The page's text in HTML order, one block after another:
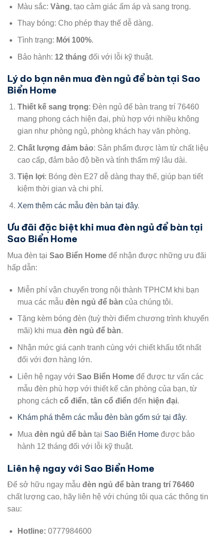
Màu sắc: Vàng, tạo cảm giác ấm áp và sang trọng.
Thay bóng: Cho phép thay thế dễ dàng.
Tình trạng: Mới 100%.
Bảo hành: 12 tháng đối với lỗi kỹ thuật.
Lý do bạn nên mua đèn ngủ để bàn tại Sao
Biển Home
Thiết kế sang trọng: Đèn ngủ để bàn trang trí 76460
mang phong cách hiện đại, phù hợp với nhiều không
gian như phòng ngủ, phòng khách hay văn phòng.
Chất lượng đảm bảo: Sản phẩm được làm từ chất liệu
cao cấp, đảm bảo độ bền và tính thẩm mỹ lâu dài.
Tiện lợi: Bóng đèn E27 dễ dàng thay thế, giúp bạn tiết
kiệm thời gian và chi phí.
Xem thêm các mẫu đèn bàn tại đây.
Ưu đãi đặc biệt khi mua đèn ngủ để bàn tại
Sao Biển Home
Mua đèn tại Sao Biển Home để nhận được những ưu đãi
hấp dẫn:
Miễn phí vận chuyển trong nội thành TPHCM khi bạn
mua các mẫu đèn ngủ để bàn của chúng tôi.
Tặng kèm bóng đèn (tuỳ thời điểm chương trình khuyến
mãi) khi mua đèn ngủ để bàn.
Nhận mức giá cạnh tranh cùng với chiết khấu tốt nhất
đối với đơn hàng lớn.
Liên hệ ngay với Sao Biển Homeđể được tư vấn các
mẫu đèn phù hợp với thiết kế căn phòng của bạn, từ
phong cách cổ điển, tân cổ điển đến hiện đại.
Khám phá thêm các mẫu đèn bàn gốm sứ tại đây.
Mua đèn ngủ để bàn tại Sao Biển Homeđược bảo
hành 12 tháng đối với lỗi kỹ thuật.
Liên hệ ngay với Sao Biển Home
Để sở hữu ngay mẫu đèn ngủ để bàn trang trí 76460
chất lượng cao, hãy liên hệ với chúng tôi qua các thông tin
sau:
Hotline: 0777984600